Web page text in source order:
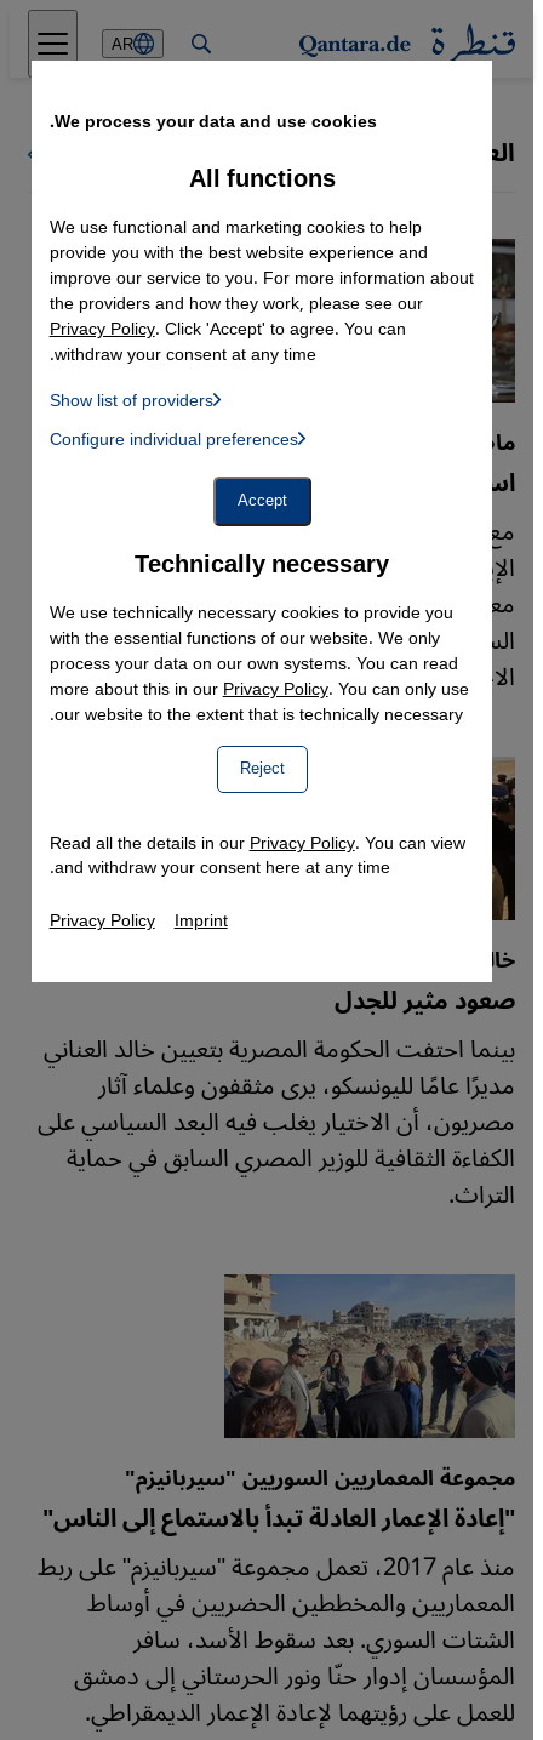
Direkt zum Inhalt springen
AR
العمارة
ماضي ليبيا الاستعماري
استعادة إرث بنغازي المعماري
مع تلاشي عمارة بنغازي التي تعود إلى الحقبة
الإيطالية تدريجيًا، يُقام معرض يجمع مهندسين
معماريين وفنانين ليبيين حول تاريخ المدينة
الساحلية، ويُعيدون تقييم الماضي الاستعماري دون
الاحتفاء به.
خالد العناني مديرًا لليونسكو
صعود مثير للجدل
بينما احتفت الحكومة المصرية بتعيين خالد العناني
مديرًا عامًا لليونسكو، يرى مثقفون وعلماء آثار
مصريون، أن الاختيار يغلب فيه البعد السياسي على
الكفاءة الثقافية للوزير المصري السابق في حماية
التراث.
مجموعة المعماريين السوريين "سيربانيزم"
"إعادة الإعمار العادلة تبدأ بالاستماع إلى الناس"
منذ عام 2017، تعمل مجموعة "سيربانيزم" على ربط
المعماريين والمخططين الحضريين في أوساط
الشتات السوري. بعد سقوط الأسد، سافر
المؤسسان إدوار حنّا ونور الحرستاني إلى دمشق
للعمل على رؤيتهما لإعادة الإعمار الديمقراطي.
We process your data and use cookies.
Technically necessary
We use technically necessary cookies to provide you
with the essential functions of our website. We only
process your data on our own systems. You can read
more about this in ourPrivacy Policy. You can only use
our website to the extent that is technically necessary.
Reject
All functions
We use functional and marketing cookies to help
provide you with the best website experience and
improve our service to you. For more information about
the providers and how they work, please see our
Privacy Policy. Click 'Accept' to agree. You can
withdraw your consent at any time.
Show list of providers
Instagram Embed, Twitter Embed, Youtube Embed
Facebook Embed / Facebook Connect
Google Maps Embed
Configure individual preferences
Accept
Read all the details in ourPrivacy Policy. You can view
and withdraw your consent here at any time.
Privacy Policy Imprint